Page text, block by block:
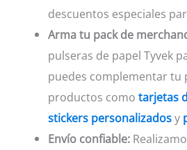
descuentos especiales
Arma tu pack de
pulseras de papel Tyvek
puedes complementar tu
productos comotarjetas
stickers personalizadosy
Envío confiable: